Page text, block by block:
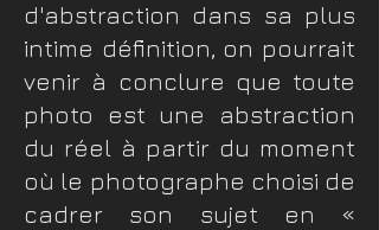
d'abstraction dans sa plus
intime définition, on pourrait
venir à conclure que toute
photo est une abstraction
du réel à partir du moment
où le photographe choisi de
cadrer son sujet en «